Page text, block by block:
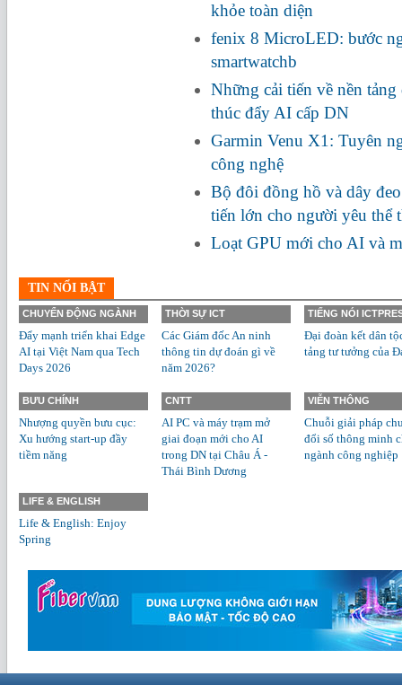
khỏe toàn diện
fenix 8 MicroLED: bước
smartwatchb
Những cải tiến về nền
thúc đẩy AI cấp DN
Garmin Venu X1: Tuyên
công nghệ
Bộ đôi đồng hồ và dây
tiến lớn cho người yêu thể
Loạt GPU mới cho AI và
TIN NỔI BẬT
CHUYỂN ĐỘNG NGÀNH
Đẩy mạnh triển khai Edge
AI tại Việt Nam qua Tech
Days 2026
THỜI SỰ ICT
Các Giám đốc An ninh
thông tin dự đoán gì về
năm 2026?
TIẾNG NÓI
Đại đoàn kết dân
tảng tư tưởng của
BƯU CHÍNH
Nhượng quyền bưu cục:
Xu hướng start-up đầy
tiềm năng
CNTT
AI PC và máy trạm mở
giai đoạn mới cho AI
trong DN tại Châu Á -
Thái Bình Dương
VIỄN THÔNG
Chuỗi giải pháp
đổi số thông minh
ngành công nghiệp
LIFE & ENGLISH
Life & English: Enjoy
Spring